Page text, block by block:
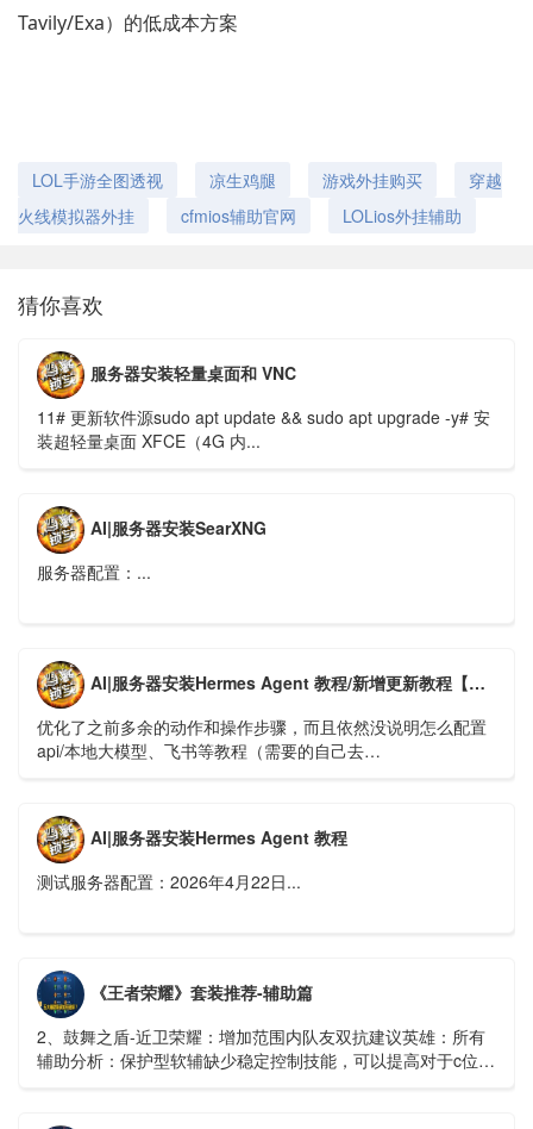
Tavily/Exa）的低成本方案
LOL手游全图透视 凉生鸡腿 游戏外挂购买
穿越
火线模拟器外挂
cfmios辅助官网 LOLios外挂辅助
猜你喜欢
服务器安装轻量桌面和 VNC
11# 更新软件源sudo apt update && sudo apt upgrade -y# 安
装超轻量桌面 XFCE（4G 内...
AI|服务器安装SearXNG
服务器配置：...
AI|服务器安装Hermes Agent 教程/新增更新教程【新版】
优化了之前多余的动作和操作步骤，而且依然没说明怎么配置
api/本地大模型、飞书等教程（需要的自己去
AI|服务器安装Hermes Agent 教程
测试服务器配置：2026年4月22日...
《王者荣耀》套装推荐-辅助篇
2、鼓舞之盾-近卫荣耀：增加范围内队友双抗建议英雄：所有
辅助分析：保护型软辅缺少稳定控制技能，可以提高对于c位的